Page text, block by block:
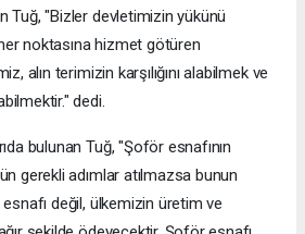
Tuğ, "Bizler devletimizin yükünü
noktasına hizmet götüren
alın terimizin karşılığını alabilmek ve
dedi.
bulunan Tuğ, "Şoför esnafının
gerekli adımlar atılmazsa bunun
değil, ülkemizin üretim ve